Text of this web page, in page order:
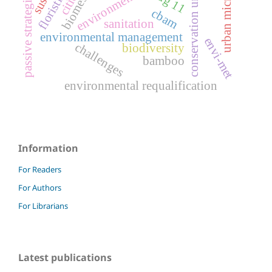
environmental management
biodiversity
biomes conservation units
challenges
environmental requalification
envi-met
passive strategies cbam
sanitation
bamboo
Information
For Readers
For Authors
For Librarians
Latest publications